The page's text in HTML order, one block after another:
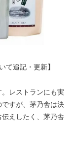
追記・更新】
レストランにも実
すが、茅乃舎は決
えしたく、茅乃舎